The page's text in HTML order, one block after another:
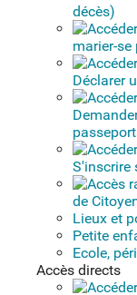
décès)
marier-se
Déclarer
passeport
S'inscrire
de
Lieux et
Petite
Ecole,
Accès directs